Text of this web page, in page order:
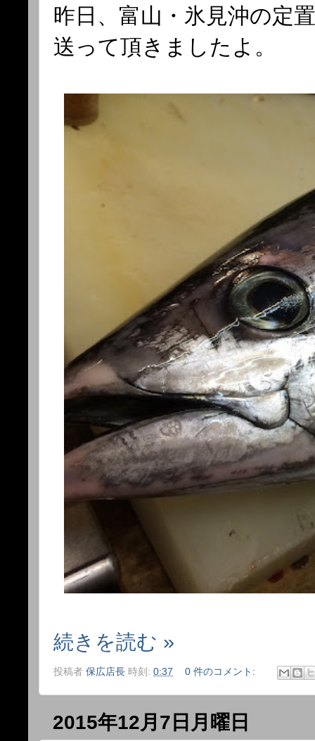
昨日、富山・氷見沖の定
送って頂きましたよ。
続きを読む »
投稿者 保広店長 時刻: 0:37 0 件のコメント:
2015年12月7日月曜日